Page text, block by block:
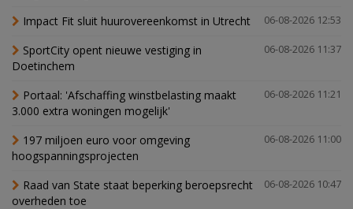
06-08-2026 12:53
Impact Fit sluit huurovereenkomst in Utrecht
06-08-2026 11:37
SportCity opent nieuwe vestiging in
Doetinchem
06-08-2026 11:21
Portaal: 'Afschaffing winstbelasting maakt
3.000 extra woningen mogelijk'
06-08-2026 11:00
197 miljoen euro voor omgeving
hoogspanningsprojecten
06-08-2026 10:47
Raad van State staat beperking beroepsrecht
overheden toe